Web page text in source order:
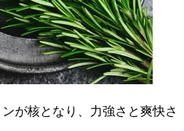
が核となり、力強さと爽快さ